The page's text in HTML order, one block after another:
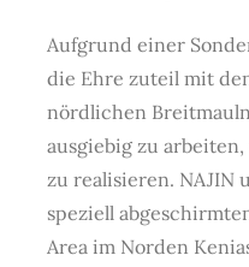
Aufgrund einer
die Ehre zuteil mit
nördlichen
ausgiebig zu
zu realisieren. NAJIN
speziell
Area im Norden